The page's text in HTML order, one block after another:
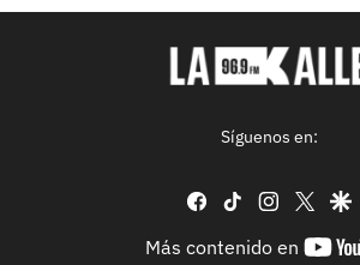
Síguenos en:
facebook
tiktok instagram
Más contenido en